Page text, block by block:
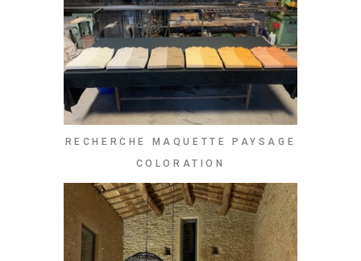
RECHERCHE MAQUETTE PAYSAGE
COLORATION